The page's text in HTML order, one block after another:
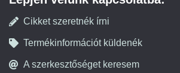
Cikket szeretnék írni
Termékinformációt küldenék
A szerkesztőséget keresem